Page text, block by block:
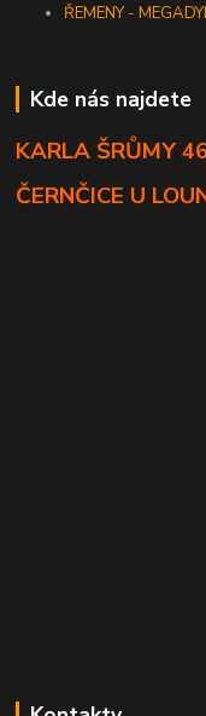
ŘEMENY -
Kde nás najdete
KARLA ŠRŮMY
ČERNČICE U